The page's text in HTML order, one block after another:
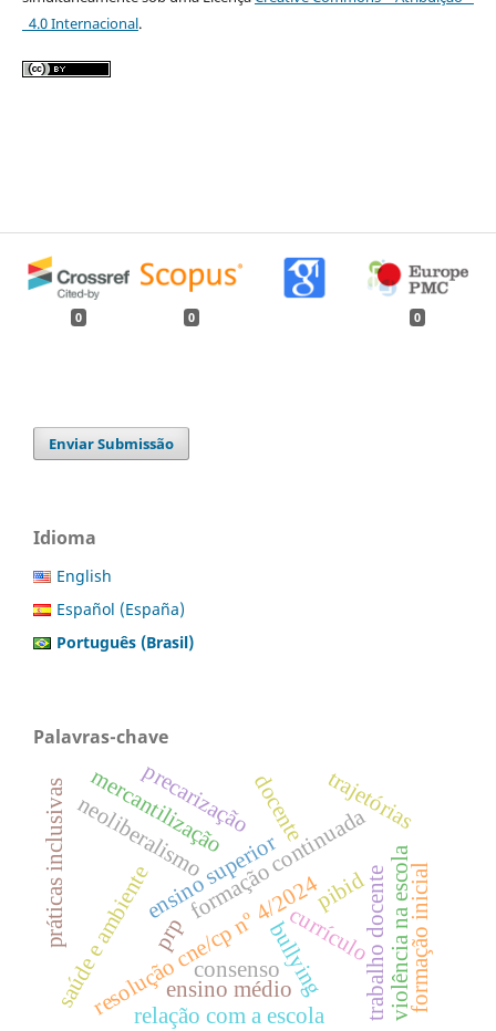
4.0 Internacional.
0 0 0
Enviar Submissão
Idioma
English
Español (España)
Português (Brasil)
Palavras-chave
formação continuada
resolução cne/cp nº 4/2024
docente
currículo
ensino superior
mercantilização
neoliberalismo
precarização
trabalho docente
saúde e ambiente violência na escola
bullying
relação com a escola
ensino médio
prp
trajetórias
formação inicial
práticas inclusivas pibid
consenso